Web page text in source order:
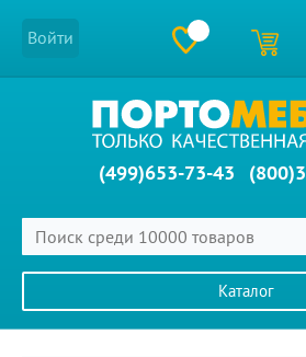
Войти
(499)653-73-43
Каталог